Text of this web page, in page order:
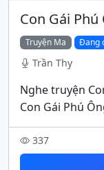
Con Gái Phú
Truyện Ma Đang
Trần Thy
Nghe truyện
Con Gái Phú
337